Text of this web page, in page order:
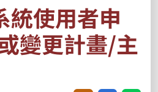
統使用者申
變更計畫/主